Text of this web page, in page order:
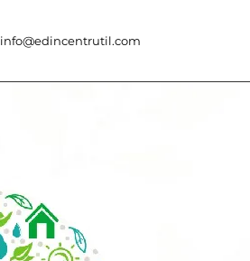
info@edincentrutil.com